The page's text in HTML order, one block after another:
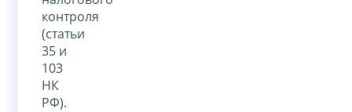
контроля
(статьи
35 и
103
НК
РФ).